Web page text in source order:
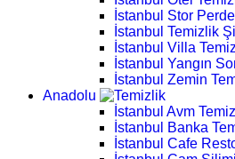
İstanbul Stor
İstanbul Temizlik
İstanbul Villa
İstanbul Yangın
İstanbul Zemin
Anadolu
İstanbul Avm
İstanbul Banka
İstanbul Cafe